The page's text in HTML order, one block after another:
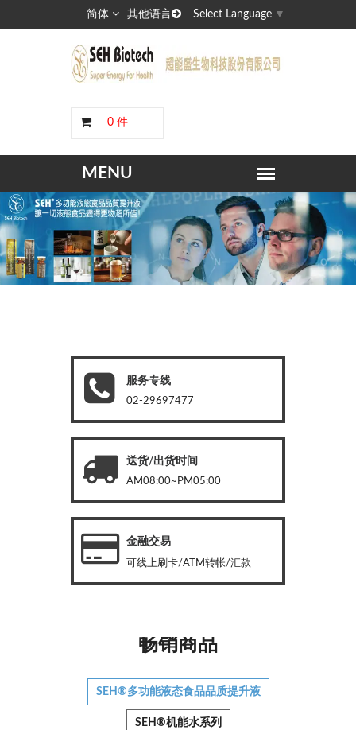
其他语言 Select Language ▼
简体
0 件
服务专线
02-29697477
送货/出货时间
AM08:00~PM05:00
金融交易
可线上刷卡/ATM转帐/汇款
畅销商品
SEH®多功能液态食品品质提升液
SEH®机能水系列